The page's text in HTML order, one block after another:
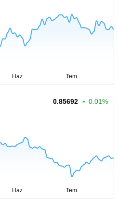
0.85692 0.01%